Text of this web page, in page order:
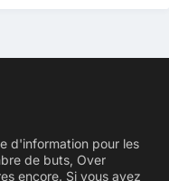
d'information pour les
de buts, Over
encore. Si vous avez